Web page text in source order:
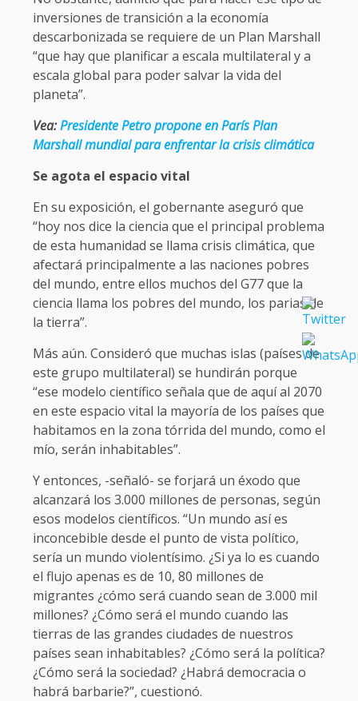
inversiones de transición a la economía
descarbonizada se requiere de un Plan Marshall
“que hay que planificar a escala multilateral y a
escala global para poder salvar la vida del
planeta”.
Vea:Presidente Petro propone en París Plan
Marshall mundial para enfrentar la crisis climática
Se agota el espacio vital
En su exposición, el gobernante aseguró que
“hoy nos dice la ciencia que el principal problema
de esta humanidad se llama crisis climática, que
afectará principalmente a las naciones pobres
del mundo, entre ellos muchos del G77 que la
ciencia llama los pobres del mundo, los parias de
la tierra”.
Más aún. Consideró que muchas islas (países de
este grupo multilateral) se hundirán porque
“ese modelo científico señala que de aquí al 2070
en este espacio vital la mayoría de los países que
habitamos en la zona tórrida del mundo, como el
mío, serán inhabitables”.
Y entonces, -señaló- se forjará un éxodo que
alcanzará los 3.000 millones de personas, según
esos modelos científicos. “Un mundo así es
inconcebible desde el punto de vista político,
sería un mundo violentísimo. ¿Si ya lo es cuando
el flujo apenas es de 10, 80 millones de
migrantes ¿cómo será cuando sean de 3.000 mil
millones? ¿Cómo será el mundo cuando las
tierras de las grandes ciudades de nuestros
países sean inhabitables? ¿Cómo será la política?
¿Cómo será la sociedad? ¿Habrá democracia o
habrá barbarie?”, cuestionó.